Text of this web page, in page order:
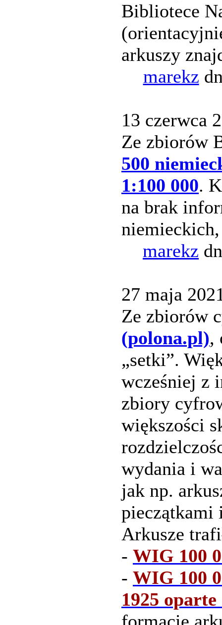
Bibliotece
arkuszy
marekz
13 czerwca
Ze zbiorów
500
1:100 000.
na brak
marekz
27 maja
Ze zbiorów
(polona.pl),
„setki”.
wcześniej z
zbiory
większości
wydania i
jak np.
pieczątkami
Arkusze
- WIG 100
- WIG 100
1925